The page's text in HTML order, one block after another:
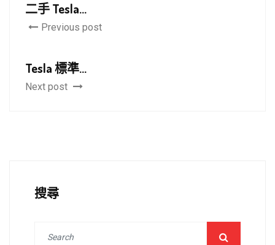
二手 Tesla...
Previous post
Tesla 標準...
Next post
搜尋